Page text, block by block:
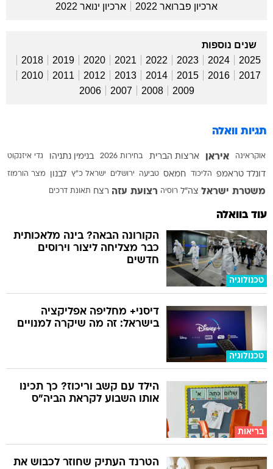
ארכיון פברואר 2022
ארכיון ינואר 2022
שנים נוספות
2025
2024
2023
2022
2021
2020
2019
2018
2017
2016
2015
2014
2013
2012
2011
2010
2009
2008
2007
2006
תגיות וואלה
אוקראינה איראן ארצות הברית בחירות 2026 בנימין נתניהו גדי איזנקוט
דונלד טראמפ הליכוד חמאס טביעה ירושלים ישראל כ"ץ לבנון מצר הורמוז
משטרת ישראל צה"ל רוסיה רצועת עזה רצח תאונת דרכים
עוד בוואלה
טכנולוגיה
הקורונה הבאה? בינה מלאכותית
כבר מצליחה ליצור וירוסים
חדשים
טכנולוגיה
דיסני+ מחליפה אפליקציה
בישראל: זה מה שיקרה למנויים
בריאות
הילד עם קשב וריכוז? כך תכינו
אותו השבוע לקראת הביה"ס
הטרנד העתיק שחוזר לכבוש את